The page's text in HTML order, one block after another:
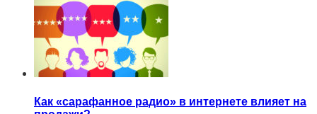
Как «сарафанное радио» в интернете влияет на